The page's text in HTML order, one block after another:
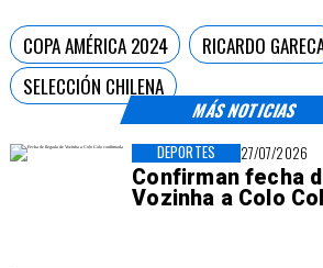
MÁS NOTICIAS
27/07/2026
Confirman fecha
Vozinha a Colo
DEPORTES
COPA AMÉRICA 2024 RICARDO
SELECCIÓN CHILENA